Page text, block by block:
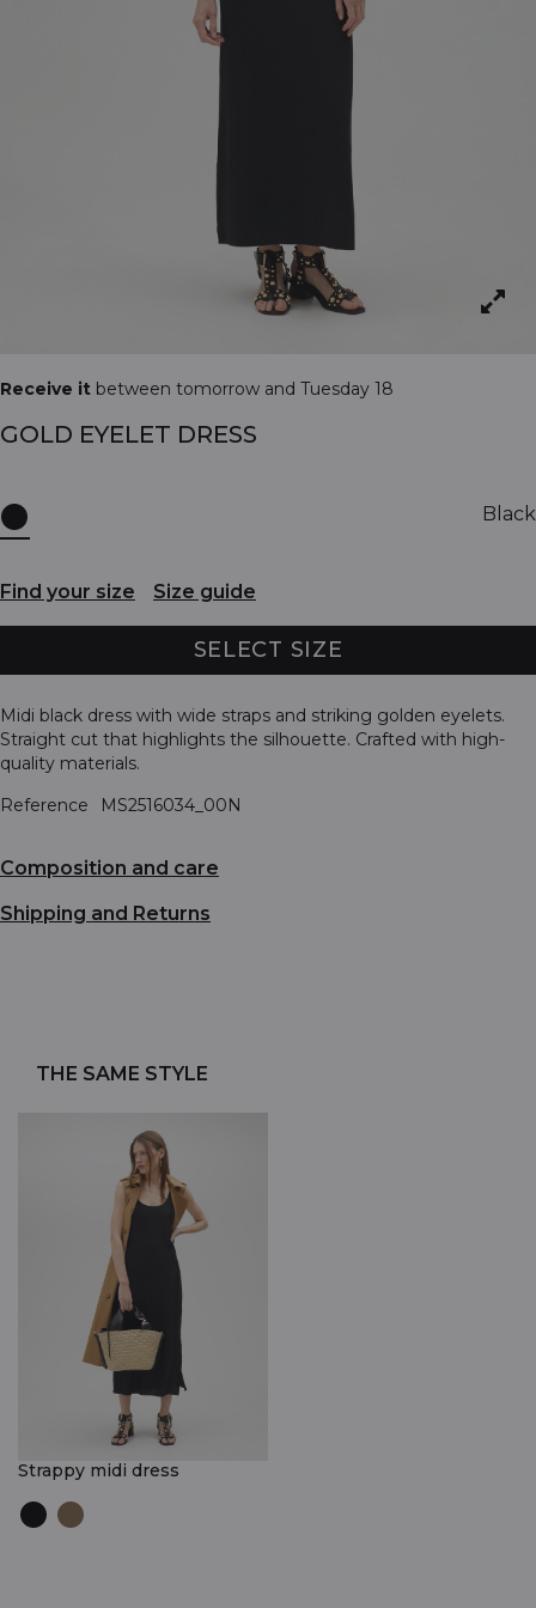
Receive it between tomorrow and Tuesday 18
GOLD EYELET DRESS
Black
Find your size Size guide
SELECT SIZE
Midi black dress with wide straps and striking golden eyelets.
Straight cut that highlights the silhouette. Crafted with high-
quality materials.
Reference
MS2516034_00N
Composition and care
Shipping and Returns
THE SAME STYLE
Strappy midi dress